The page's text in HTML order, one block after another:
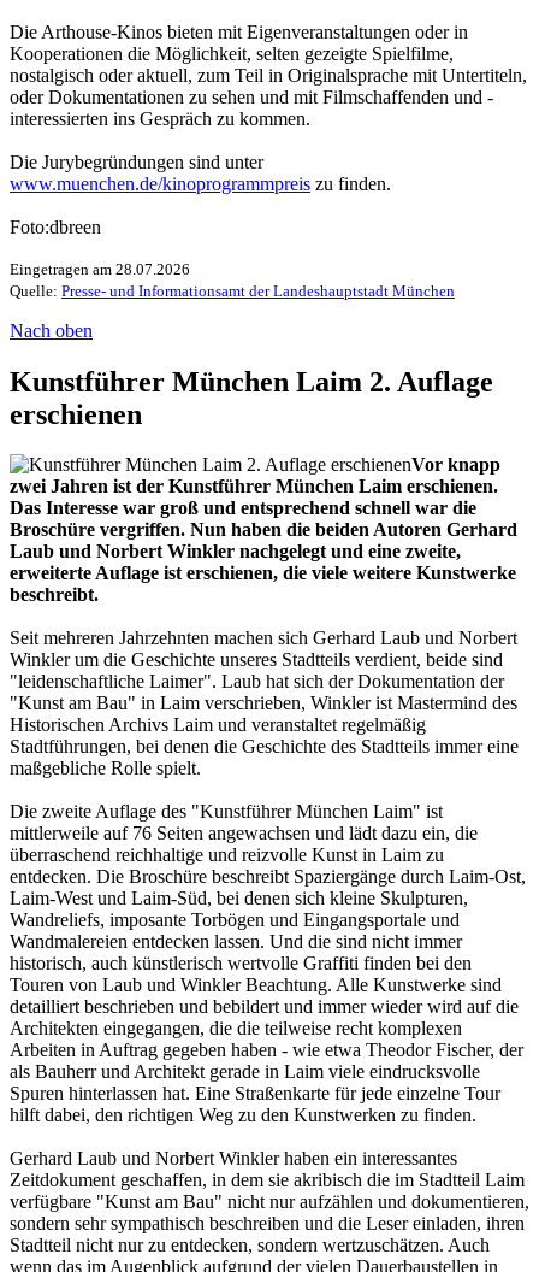
Die Arthouse-Kinos bieten mit Eigenveranstaltungen oder in
Kooperationen die Möglichkeit, selten gezeigte Spielfilme,
nostalgisch oder aktuell, zum Teil in Originalsprache mit Untertiteln,
oder Dokumentationen zu sehen und mit Filmschaffenden und -
interessierten ins Gespräch zu kommen.
Die Jurybegründungen sind unter
www.muenchen.de/kinoprogrammpreis zu finden.
Foto:dbreen
Eingetragen am 28.07.2026
Quelle: Presse- und Informationsamt der Landeshauptstadt München
Nach oben
Kunstführer München Laim 2. Auflage
erschienen
Vor knapp
zwei Jahren ist der Kunstführer München Laim erschienen.
Das Interesse war groß und entsprechend schnell war die
Broschüre vergriffen. Nun haben die beiden Autoren Gerhard
Laub und Norbert Winkler nachgelegt und eine zweite,
erweiterte Auflage ist erschienen, die viele weitere Kunstwerke
beschreibt.
Seit mehreren Jahrzehnten machen sich Gerhard Laub und Norbert
Winkler um die Geschichte unseres Stadtteils verdient, beide sind
"leidenschaftliche Laimer". Laub hat sich der Dokumentation der
"Kunst am Bau" in Laim verschrieben, Winkler ist Mastermind des
Historischen Archivs Laim und veranstaltet regelmäßig
Stadtführungen, bei denen die Geschichte des Stadtteils immer eine
maßgebliche Rolle spielt.
Die zweite Auflage des "Kunstführer München Laim" ist
mittlerweile auf 76 Seiten angewachsen und lädt dazu ein, die
überraschend reichhaltige und reizvolle Kunst in Laim zu
entdecken. Die Broschüre beschreibt Spaziergänge durch Laim-Ost,
Laim-West und Laim-Süd, bei denen sich kleine Skulpturen,
Wandreliefs, imposante Torbögen und Eingangsportale und
Wandmalereien entdecken lassen. Und die sind nicht immer
historisch, auch künstlerisch wertvolle Graffiti finden bei den
Touren von Laub und Winkler Beachtung. Alle Kunstwerke sind
detailliert beschrieben und bebildert und immer wieder wird auf die
Architekten eingegangen, die die teilweise recht komplexen
Arbeiten in Auftrag gegeben haben - wie etwa Theodor Fischer, der
als Bauherr und Architekt gerade in Laim viele eindrucksvolle
Spuren hinterlassen hat. Eine Straßenkarte für jede einzelne Tour
hilft dabei, den richtigen Weg zu den Kunstwerken zu finden.
Gerhard Laub und Norbert Winkler haben ein interessantes
Zeitdokument geschaffen, in dem sie akribisch die im Stadtteil Laim
verfügbare "Kunst am Bau" nicht nur aufzählen und dokumentieren,
sondern sehr sympathisch beschreiben und die Leser einladen, ihren
Stadtteil nicht nur zu entdecken, sondern wertzuschätzen. Auch
wenn das im Augenblick aufgrund der vielen Dauerbaustellen in